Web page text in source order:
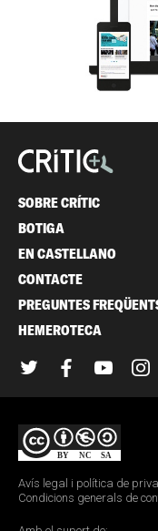
SOBRE CRÍTIC
BOTIGA
EN CASTELLANO
CONTACTE
PREGUNTES
HEMEROTECA
Twitter
Avís legal i política de
Condicions generals de